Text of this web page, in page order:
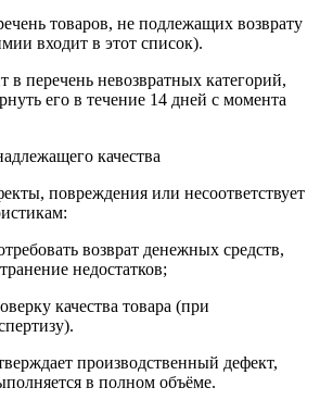
товаров, не подлежащих возврату
входит в этот список).
в перечень невозвратных категорий,
его в течение 14 дней с момента
качества
повреждения или несоответствует
возврат денежных средств,
недостатков;
качества товара (при
производственный дефект,
в полном объёме.